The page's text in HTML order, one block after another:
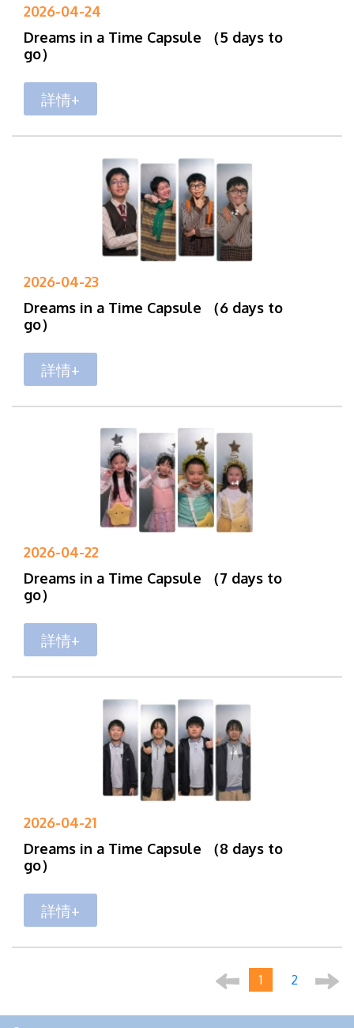
2026-04-24
Dreams in a Time Capsule （5 days to
go）
詳情+
2026-04-23
Dreams in a Time Capsule （6 days to
go）
詳情+
2026-04-22
Dreams in a Time Capsule （7 days to
go）
詳情+
2026-04-21
Dreams in a Time Capsule （8 days to
go）
詳情+
1 2